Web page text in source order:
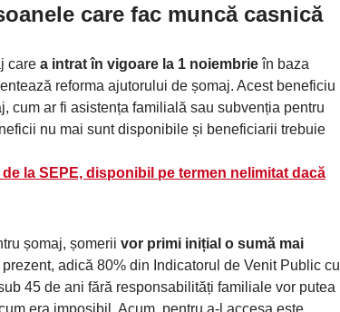
care fac muncă casnică
care a intrat în vigoare la 1 noiembrieîn baza
reforma ajutorului de șomaj. Acest beneficiu
cum ar fi asistența familială sau subvenția pentru
nu mai sunt disponibile și beneficiarii trebuie
la SEPE, disponibil pe termen nelimitat dacă
șomaj, șomerii vor primi inițial o sumă mai
adică 80% din Indicatorul de Venit Public cu
45 de ani fără responsabilități familiale vor putea
era imposibil. Acum, pentru a-l accesa este